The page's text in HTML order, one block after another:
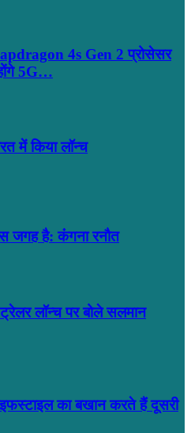
4s Gen 2 प्रोसेसर
5G…
में किया लॉन्च
जगह है: कंंगना रनौत
लॉन्च पर बोले सलमान
का बखान करते हैं दूसरी